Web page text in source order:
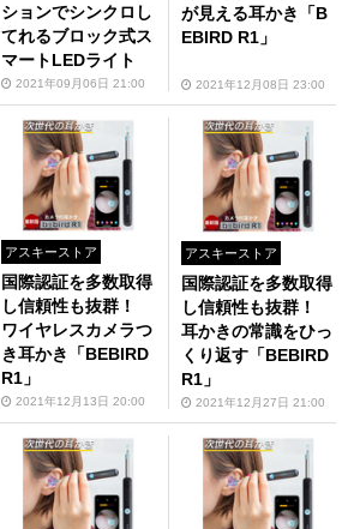
ションでシンクロし
てれるブロック式ス
マートLEDライト
2021年09月06日 21:00
が見える耳かき「B
EBIRD R1」
2021年12月08日 23:00
アスキーストア
国際認証を多数取得
し信頼性も抜群！
ワイヤレスカメラつ
き耳かき「BEBIRD
R1」
2021年12月13日 20:00
アスキーストア
国際認証を多数取得
し信頼性も抜群！
耳かきの常識をひっ
くり返す「BEBIRD
R1」
2021年12月27日 21:00